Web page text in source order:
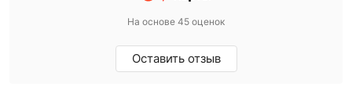
На основе 45 оценок
Оставить отзыв